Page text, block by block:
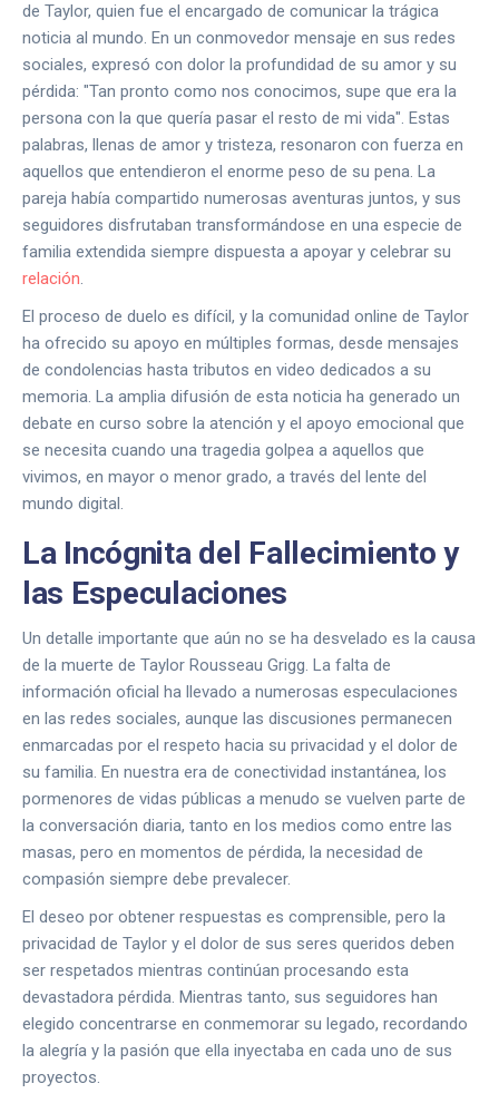
de Taylor, quien fue el encargado de comunicar la trágica
noticia al mundo. En un conmovedor mensaje en sus redes
sociales, expresó con dolor la profundidad de su amor y su
pérdida: "Tan pronto como nos conocimos, supe que era la
persona con la que quería pasar el resto de mi vida". Estas
palabras, llenas de amor y tristeza, resonaron con fuerza en
aquellos que entendieron el enorme peso de su pena. La
pareja había compartido numerosas aventuras juntos, y sus
seguidores disfrutaban transformándose en una especie de
familia extendida siempre dispuesta a apoyar y celebrar su
relación.
El proceso de duelo es difícil, y la comunidad online de Taylor
ha ofrecido su apoyo en múltiples formas, desde mensajes
de condolencias hasta tributos en video dedicados a su
memoria. La amplia difusión de esta noticia ha generado un
debate en curso sobre la atención y el apoyo emocional que
se necesita cuando una tragedia golpea a aquellos que
vivimos, en mayor o menor grado, a través del lente del
mundo digital.
La Incógnita del Fallecimiento y
las Especulaciones
Un detalle importante que aún no se ha desvelado es la causa
de la muerte de Taylor Rousseau Grigg. La falta de
información oficial ha llevado a numerosas especulaciones
en las redes sociales, aunque las discusiones permanecen
enmarcadas por el respeto hacia su privacidad y el dolor de
su familia. En nuestra era de conectividad instantánea, los
pormenores de vidas públicas a menudo se vuelven parte de
la conversación diaria, tanto en los medios como entre las
masas, pero en momentos de pérdida, la necesidad de
compasión siempre debe prevalecer.
El deseo por obtener respuestas es comprensible, pero la
privacidad de Taylor y el dolor de sus seres queridos deben
ser respetados mientras continúan procesando esta
devastadora pérdida. Mientras tanto, sus seguidores han
elegido concentrarse en conmemorar su legado, recordando
la alegría y la pasión que ella inyectaba en cada uno de sus
proyectos.